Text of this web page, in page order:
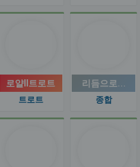
로얄ll트로트
트로트
리듬으로…☆
종합